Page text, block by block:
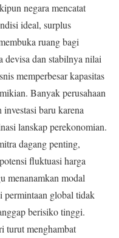
negara mencatat
ideal, surplus
ruang bagi
devisa dan stabilnya nilai
memperbesar kapasitas
Banyak perusahaan
baru karena
lanskap perekonomian.
dagang penting,
fluktuasi harga
menanamkan modal
permintaan global tidak
berisiko tinggi.
turut menghambat